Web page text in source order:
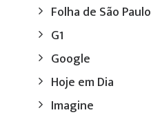
Folha de São Paulo
G1
Google
Hoje em Dia
Imagine